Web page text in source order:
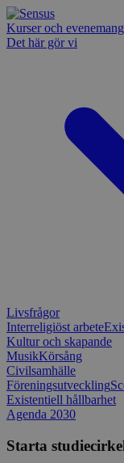
Kurser och evenemang
Det här gör vi
Livsfrågor
Interreligiöst arbete
Kultur och skapande
MusikKörsång
Civilsamhälle
Föreningsutveckling
Existentiell hållbarhet
Agenda 2030
Starta